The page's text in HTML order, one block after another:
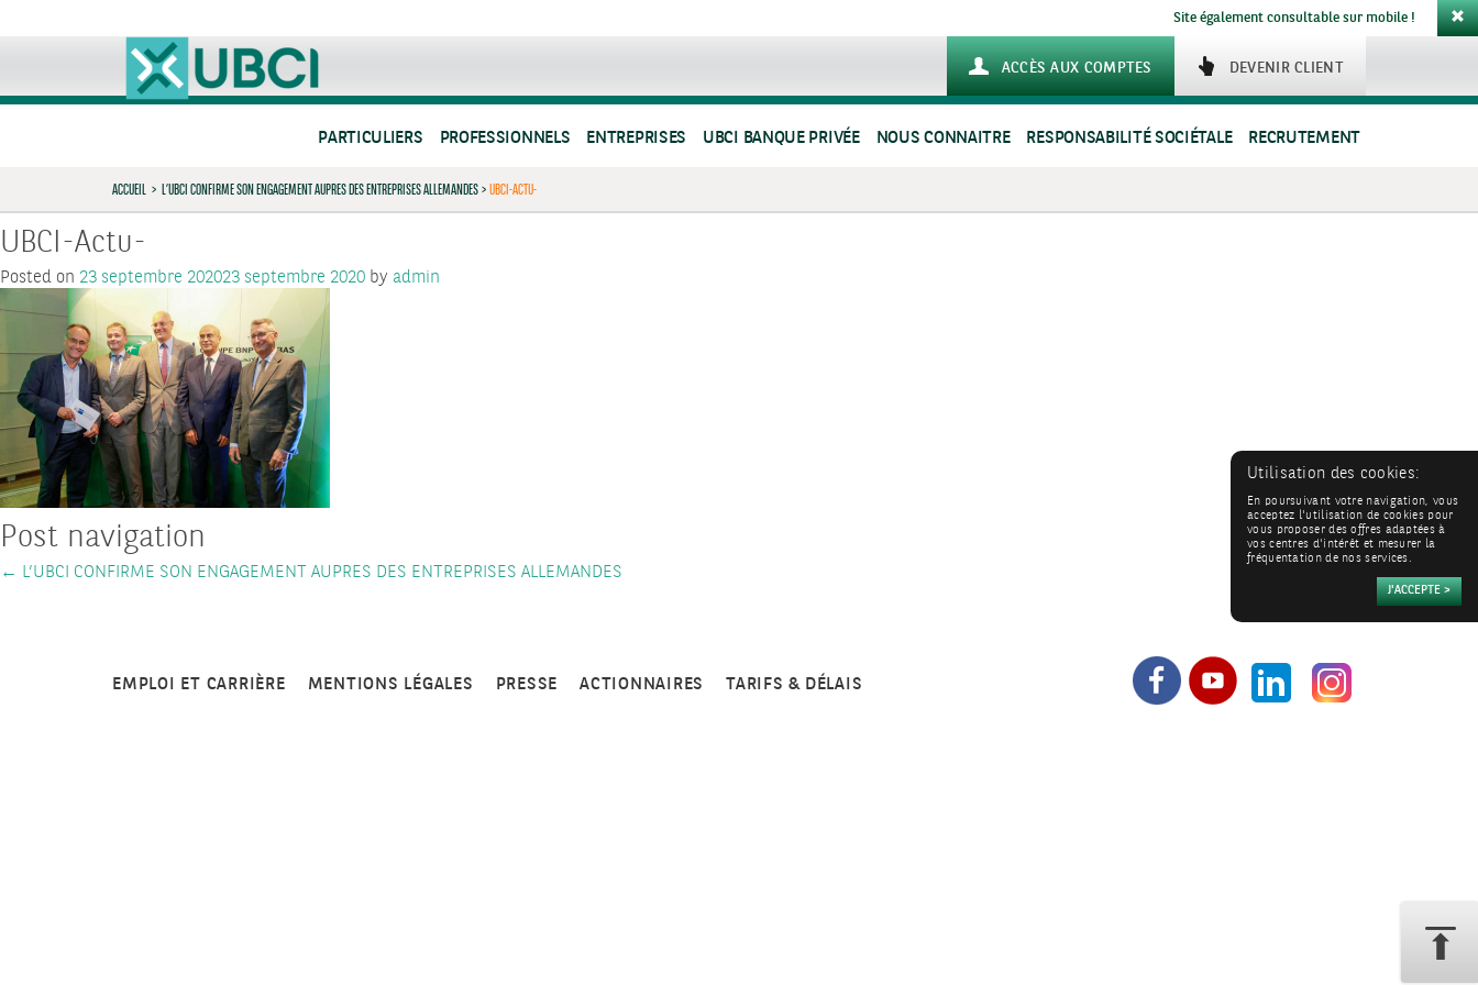
Site également consultable sur mobile !
DEVENIR CLIENT
ACCÈS AUX COMPTES
PARTICULIERS PROFESSIONNELS ENTREPRISES UBCI BANQUE PRIVÉE NOUS CONNAITRE RESPONSABILITÉ SOCIÉTALE RECRUTEMENT
ACCUEIL > L’UBCI CONFIRME SON ENGAGEMENT AUPRES DES ENTREPRISES ALLEMANDES>UBCI-ACTU-
UBCI-Actu-
Posted on 23 septembre 202023 septembre 2020 by admin
Post navigation
← L’UBCI CONFIRME SON ENGAGEMENT AUPRES DES ENTREPRISES ALLEMANDES
EMPLOI ET CARRIÈRE MENTIONS LÉGALES PRESSE ACTIONNAIRES TARIFS & DÉLAIS
Utilisation des cookies:
En poursuivant votre navigation, vous
acceptez l'utilisation de cookies pour
vous proposer des offres adaptées à
vos centres d'intérêt et mesurer la
fréquentation de nos services.